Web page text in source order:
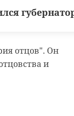
отцов". Он
и